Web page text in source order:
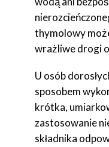
thymolowy
wrażliwe drogi
U osób
sposobem
krótka,
zastosowanie
składnika